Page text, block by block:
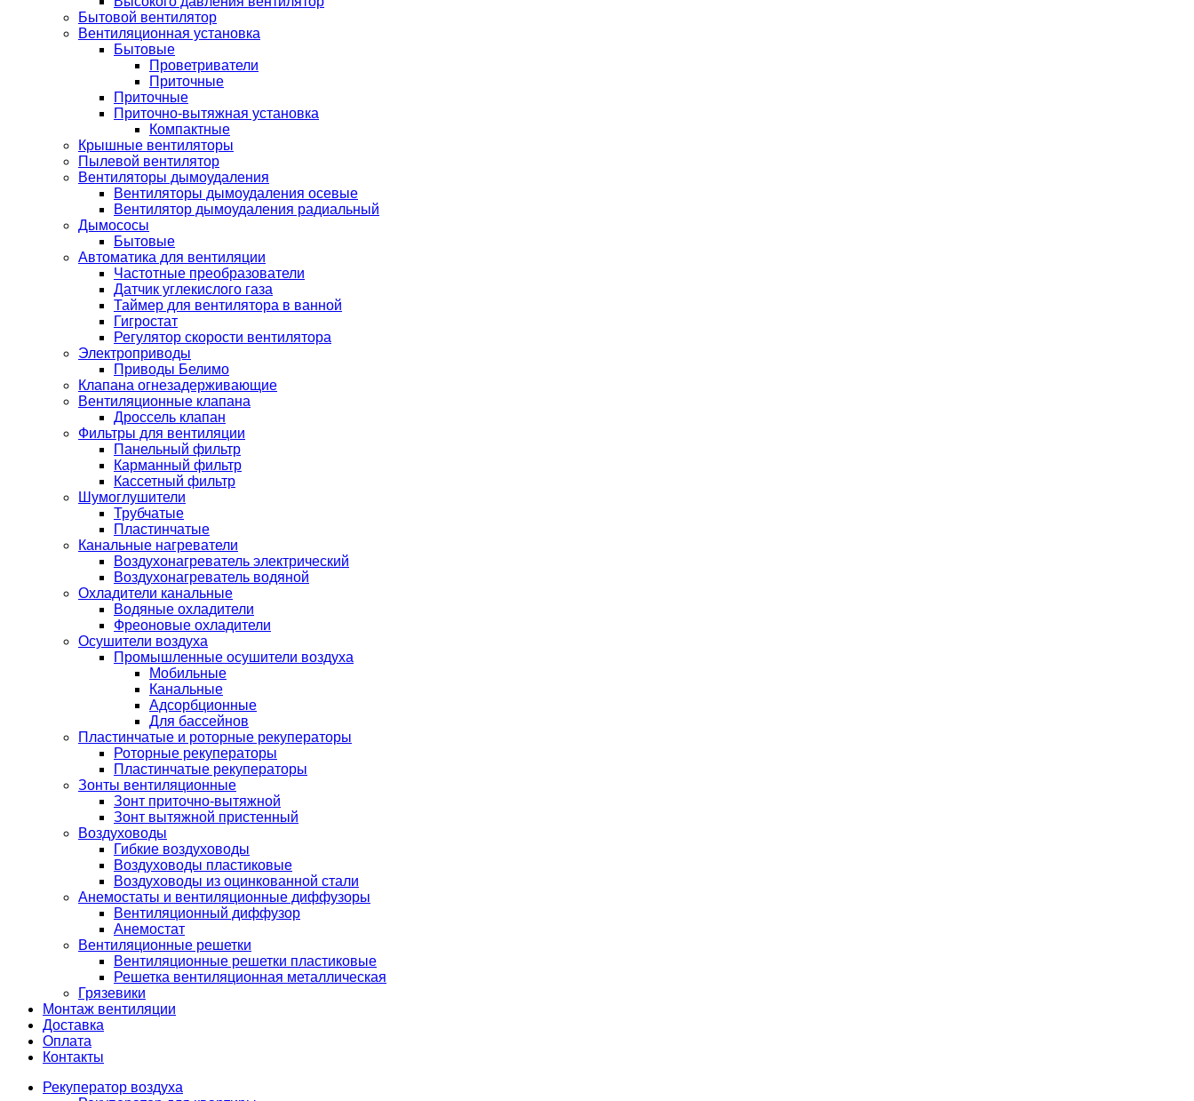
Бытовой вентилятор
Вентиляционная установка
Бытовые
Проветриватели
Приточные
Приточные
Приточно-вытяжная установка
Компактные
Крышные вентиляторы
Пылевой вентилятор
Вентиляторы дымоудаления
Вентиляторы дымоудаления осевые
Вентилятор дымоудаления радиальный
Дымососы
Бытовые
Автоматика для вентиляции
Частотные преобразователи
Датчик углекислого газа
Таймер для вентилятора в ванной
Гигростат
Регулятор скорости вентилятора
Электроприводы
Приводы Белимо
Клапана огнезадерживающие
Вентиляционные клапана
Дроссель клапан
Фильтры для вентиляции
Панельный фильтр
Карманный фильтр
Кассетный фильтр
Шумоглушители
Трубчатые
Пластинчатые
Канальные нагреватели
Воздухонагреватель электрический
Воздухонагреватель водяной
Охладители канальные
Водяные охладители
Фреоновые охладители
Осушители воздуха
Промышленные осушители воздуха
Мобильные
Канальные
Адсорбционные
Для бассейнов
Пластинчатые и роторные рекуператоры
Роторные рекуператоры
Пластинчатые рекуператоры
Зонты вентиляционные
Зонт приточно-вытяжной
Зонт вытяжной пристенный
Воздуховоды
Гибкие воздуховоды
Воздуховоды пластиковые
Воздуховоды из оцинкованной стали
Анемостаты и вентиляционные диффузоры
Вентиляционный диффузор
Анемостат
Вентиляционные решетки
Вентиляционные решетки пластиковые
Решетка вентиляционная металлическая
Грязевики
Монтаж вентиляции
Доставка
Оплата
Контакты
Рекуператор воздуха